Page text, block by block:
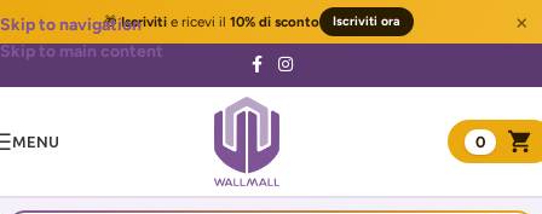
🎁Iscrivitie ricevi il 10% di sconto Iscriviti ora ×
Skip to navigation
Skip to main content
MENU 0